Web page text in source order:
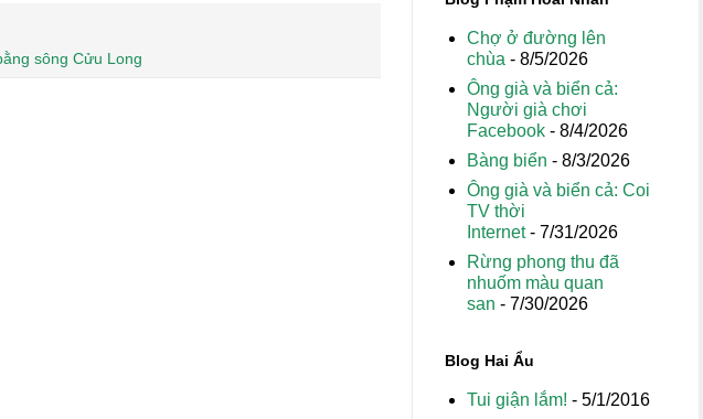
sông Cửu Long
Chợ ở đường lên
chùa - 8/5/2026
Ông già và biển cả:
Người già chơi
Facebook - 8/4/2026
Bàng biển - 8/3/2026
Ông già và biển cả: Coi
TV thời
Internet- 7/31/2026
Rừng phong thu đã
nhuốm màu quan
san - 7/30/2026
Blog Hai Ẩu
Tui giận lắm! - 5/1/2016